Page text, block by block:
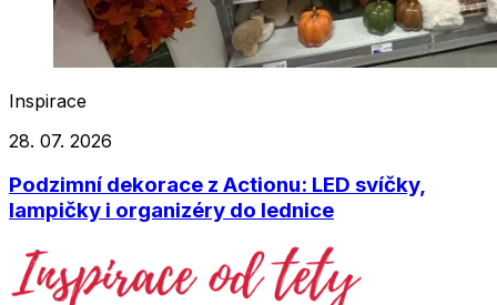
Inspirace
28. 07. 2026
Podzimní dekorace z Actionu: LED svíčky,
lampičky i organizéry do lednice